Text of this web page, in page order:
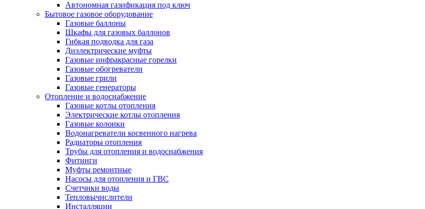
Автономная газификация под ключ
Бытовое газовое оборудование
Газовые баллоны
Шкафы для газовых баллонов
Гибкая подводка для газа
Диэлектрические муфты
Газовые инфракрасные горелки
Газовые обогреватели
Газовые грили
Газовые генераторы
Отопление и водоснабжение
Газовые котлы отопления
Электрические котлы отопления
Газовые колонки
Водонагреватели косвенного нагрева
Радиаторы отопления
Трубы для отопления и водоснабжения
Фитинги
Муфты ремонтные
Насосы для отопления и ГВС
Счетчики воды
Тепловычислители
Инсталляции